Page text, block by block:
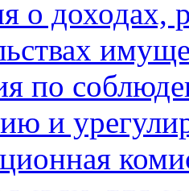
о доходах,
по
и